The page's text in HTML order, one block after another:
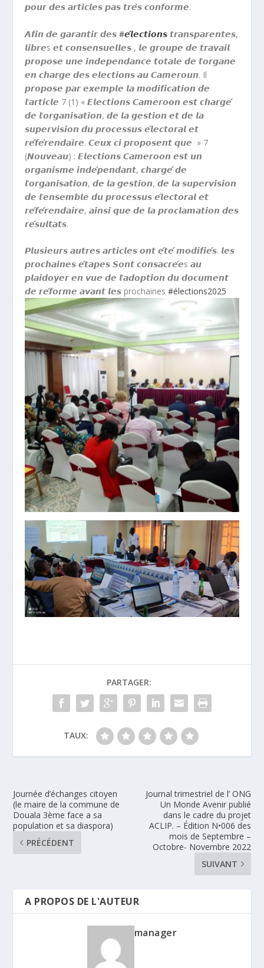
𝙥𝙤𝙪𝙧 𝙙𝙚𝙨 𝙖𝙧𝙩𝙞𝙘𝙡𝙚𝙨 𝙥𝙖𝙨 𝙩𝙧𝙚̀𝙨 𝙘𝙤𝙣𝙛𝙤𝙧𝙢𝙚.
𝘼𝙛𝙞𝙣 𝙙𝙚 𝙜𝙖𝙧𝙖𝙣𝙩𝙞𝙧 𝙙𝙚𝙨#𝙚́𝙡𝙚𝙘𝙩𝙞𝙤𝙣𝙨 𝙩𝙧𝙖𝙣𝙨𝙥𝙖𝙧𝙚𝙣𝙩𝙚𝙨,
𝙡𝙞𝙗𝙧𝙚s 𝙚𝙩 𝙘𝙤𝙣𝙨𝙚𝙣𝙨𝙪𝙚𝙡𝙡𝙚𝙨 , 𝙡𝙚 𝙜𝙧𝙤𝙪𝙥𝙚 𝙙𝙚 𝙩𝙧𝙖𝙫𝙖𝙞𝙡
𝙥𝙧𝙤𝙥𝙤𝙨𝙚 𝙪𝙣𝙚 𝙞𝙣𝙙𝙚𝙥𝙚𝙣𝙙𝙖𝙣𝙘𝙚 𝙩𝙤𝙩𝙖𝙡𝙚 𝙙𝙚 𝙡’𝙤𝙧𝙜𝙖𝙣𝙚
𝙚𝙣 𝙘𝙝𝙖𝙧𝙜𝙚 𝙙𝙚𝙨 𝙚𝙡𝙚𝙘𝙩𝙞𝙤𝙣𝙨 𝙖𝙪 𝘾𝙖𝙢𝙚𝙧𝙤𝙪𝙣. Il
𝙥𝙧𝙤𝙥𝙤𝙨𝙚 𝙥𝙖𝙧 𝙚𝙭𝙚𝙢𝙥𝙡𝙚 𝙡𝙖 𝙢𝙤𝙙𝙞𝙛𝙞𝙘𝙖𝙩𝙞𝙤𝙣 𝙙𝙚
𝙡’𝙖𝙧𝙩𝙞𝙘𝙡𝙚 7 (1) « 𝙀𝙡𝙚𝙘𝙩𝙞𝙤𝙣𝙨 𝘾𝙖𝙢𝙚𝙧𝙤𝙤𝙣 𝙚𝙨𝙩 𝙘𝙝𝙖𝙧𝙜𝙚́
𝙙𝙚 𝙡’𝙤𝙧𝙜𝙖𝙣𝙞𝙨𝙖𝙩𝙞𝙤𝙣, 𝙙𝙚 𝙡𝙖 𝙜𝙚𝙨𝙩𝙞𝙤𝙣 𝙚𝙩 𝙙𝙚 𝙡𝙖
𝙨𝙪𝙥𝙚𝙧𝙫𝙞𝙨𝙞𝙤𝙣 𝙙𝙪 𝙥𝙧𝙤𝙘𝙚𝙨𝙨𝙪𝙨 𝙚́𝙡𝙚𝙘𝙩𝙤𝙧𝙖𝙡 𝙚𝙩
𝙧𝙚́𝙛𝙚́𝙧𝙚𝙣𝙙𝙖𝙞𝙧𝙚. 𝘾𝙚𝙪𝙭 𝙘𝙞 𝙥𝙧𝙤𝙥𝙤𝙨𝙚𝙣𝙩 𝙦𝙪𝙚 » 7
(𝙉𝙤𝙪𝙫𝙚𝙖𝙪) : 𝙀𝙡𝙚𝙘𝙩𝙞𝙤𝙣𝙨 𝘾𝙖𝙢𝙚𝙧𝙤𝙤𝙣 𝙚𝙨𝙩 𝙪𝙣
𝙤𝙧𝙜𝙖𝙣𝙞𝙨𝙢𝙚 𝙞𝙣𝙙𝙚́𝙥𝙚𝙣𝙙𝙖𝙣𝙩, 𝙘𝙝𝙖𝙧𝙜𝙚́ 𝙙𝙚
𝙡’𝙤𝙧𝙜𝙖𝙣𝙞𝙨𝙖𝙩𝙞𝙤𝙣, 𝙙𝙚 𝙡𝙖 𝙜𝙚𝙨𝙩𝙞𝙤𝙣, 𝙙𝙚 𝙡𝙖 𝙨𝙪𝙥𝙚𝙧𝙫𝙞𝙨𝙞𝙤𝙣
𝙙𝙚 𝙡’𝙚𝙣𝙨𝙚𝙢𝙗𝙡𝙚 𝙙𝙪 𝙥𝙧𝙤𝙘𝙚𝙨𝙨𝙪𝙨 𝙚́𝙡𝙚𝙘𝙩𝙤𝙧𝙖𝙡 𝙚𝙩
𝙧𝙚́𝙛𝙚́𝙧𝙚𝙣𝙙𝙖𝙞𝙧𝙚, 𝙖𝙞𝙣𝙨𝙞 𝙦𝙪𝙚 𝙙𝙚 𝙡𝙖 𝙥𝙧𝙤𝙘𝙡𝙖𝙢𝙖𝙩𝙞𝙤𝙣 𝙙𝙚𝙨
𝙧𝙚́𝙨𝙪𝙡𝙩𝙖𝙩𝙨.
𝙋𝙡𝙪𝙨𝙞𝙚𝙪𝙧𝙨 𝙖𝙪𝙩𝙧𝙚𝙨 𝙖𝙧𝙩𝙞𝙘𝙡𝙚𝙨 𝙤𝙣𝙩 𝙚́𝙩𝙚́ 𝙢𝙤𝙙𝙞𝙛𝙞𝙚́𝙨. 𝙡𝙚𝙨
𝙥𝙧𝙤𝙘𝙝𝙖𝙞𝙣𝙚𝙨 𝙚́𝙩𝙖𝙥𝙚𝙨 𝙎𝙤𝙣𝙩 𝙘𝙤𝙣𝙨𝙖𝙘𝙧𝙚́𝙚s 𝙖𝙪
𝙥𝙡𝙖𝙞𝙙𝙤𝙮𝙚𝙧 𝙚𝙣 𝙫𝙪𝙚 𝙙𝙚 𝙡’𝙖𝙙𝙤𝙥𝙩𝙞𝙤𝙣 𝙙𝙪 𝙙𝙤𝙘𝙪𝙢𝙚𝙣𝙩
𝙙𝙚 𝙧𝙚́𝙛𝙤𝙧𝙢𝙚 𝙖𝙫𝙖𝙣𝙩 𝙡𝙚𝙨 prochaines#élections2025
PARTAGER:
TAUX:
Journée d’échanges citoyen
(le maire de la commune de
Douala 3ème face a sa
population et sa diaspora)
PRÉCÉDENT
Journal trimestriel de l’ ONG
Un Monde Avenir publié
dans le cadre du projet
ACLIP. – Édition N•006 des
mois de Septembre –
Octobre- Novembre 2022
SUIVANT
A PROPOS DE L'AUTEUR
manager